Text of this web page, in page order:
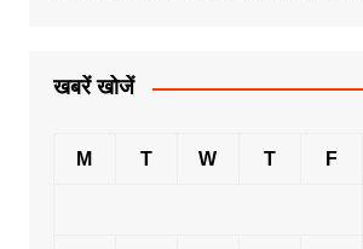
खबरें खोजें
M T W T F